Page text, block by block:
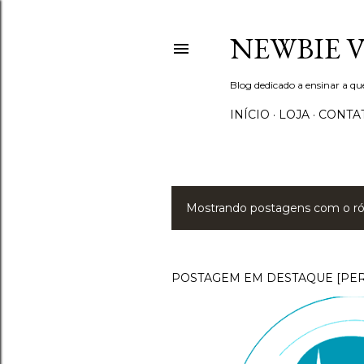
NEWBIE
Blog dedicado a ensinar a
INÍCIO LOJA
P
s
Mostrando postagens com o
POSTAGEM EM DESTAQUE